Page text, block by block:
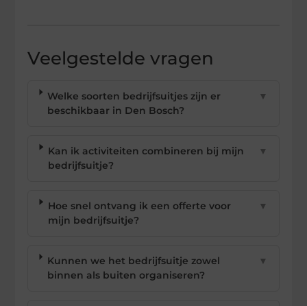
Veelgestelde vragen
Welke soorten bedrijfsuitjes zijn er
beschikbaar in Den Bosch?
▼
Kan ik activiteiten combineren bij mijn
bedrijfsuitje?
▼
Hoe snel ontvang ik een offerte voor
mijn bedrijfsuitje?
▼
Kunnen we het bedrijfsuitje zowel
binnen als buiten organiseren?
▼